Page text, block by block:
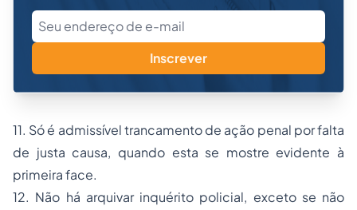
Inscrever
11. Só é admissível trancamento de ação penal por falta
de justa causa, quando esta se mostre evidente à
primeira face.
12. Não há arquivar inquérito policial, exceto se não